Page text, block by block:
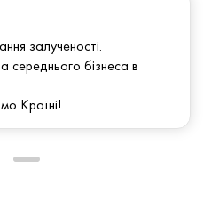
залученості.
бізнеса в
Країні!.